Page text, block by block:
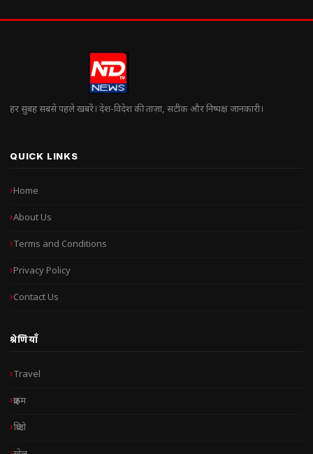
हर सुबह सबसे पहले खबरें। देश-विदेश की ताज़ा, सटीक और निष्पक्ष जानकारी।
QUICK LINKS
Home
About Us
Terms and Conditions
Privacy Policy
Contact Us
श्रेणियाँ
Travel
क्राइम
क्रिप्टो